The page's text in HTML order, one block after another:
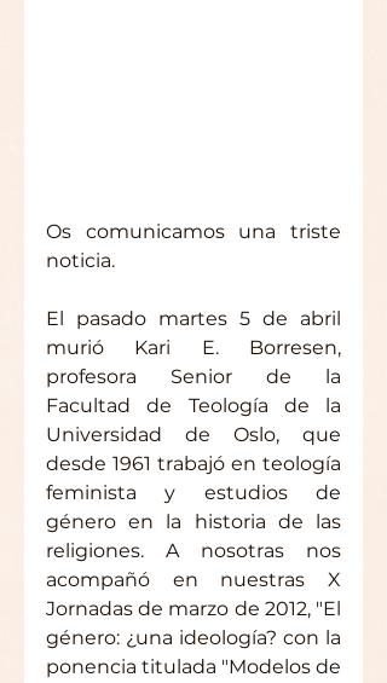
Os comunicamos una triste
noticia.
El pasado martes 5 de abril
murió Kari E. Borresen,
profesora Senior de la
Facultad de Teología de la
Universidad de Oslo, que
desde 1961 trabajó en teología
feminista y estudios de
género en la historia de las
religiones. A nosotras nos
acompañó en nuestras X
Jornadas de marzo de 2012, "El
género: ¿una ideología? con la
ponencia titulada "Modelos de